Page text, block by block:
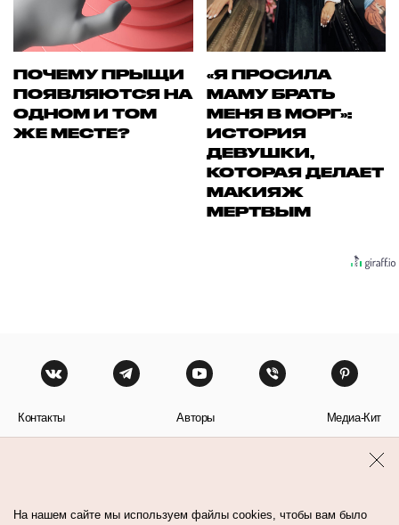
ПОЧЕМУ ПРЫЩИ
ПОЯВЛЯЮТСЯ НА
ОДНОМ И ТОМ
ЖЕ МЕСТЕ?
«Я ПРОСИЛА
МАМУ БРАТЬ
МЕНЯ В МОРГ»:
ИСТОРИЯ
ДЕВУШКИ,
КОТОРАЯ ДЕЛАЕТ
МАКИЯЖ
МЕРТВЫМ
Контакты Авторы Медиа-Кит
На нашем сайте мы используем файлы cookies, чтобы вам было